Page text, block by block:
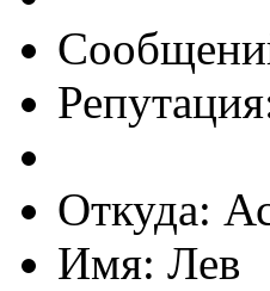
Откуда:
Имя: Лев